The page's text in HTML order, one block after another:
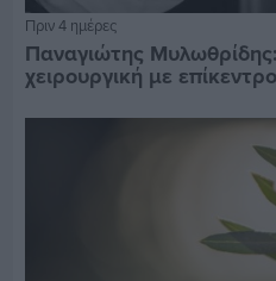
Πριν 4 ημέρες
Παναγιώτης
χειρουργική με